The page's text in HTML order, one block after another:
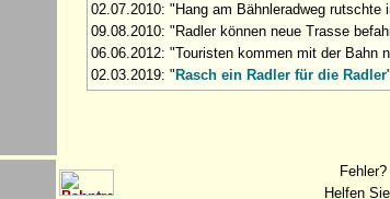
02.07.2010: "Hang am Bähnleradweg
09.08.2010: "Radler können neue Trasse
06.06.2012: "Touristen kommen mit der Bahn
02.03.2019: "Rasch ein Radler für die Radler
Helfen